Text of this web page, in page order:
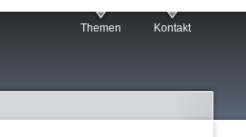
Themen Kontakt